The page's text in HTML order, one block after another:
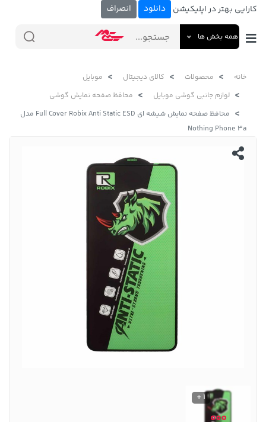
کارایی بهتر در اپلیکیشن دانلود انصراف
همه بخش ها
خانه محصولات کالای دیجیتال
موبایل
لوازم جانبی گوشی موبایل
محافظ صفحه نمایش گوشی
محافظ صفحه نمایش شیشه ای Full Cover Robix Anti Static ESD مدل
Nothing Phone 3a
1 +